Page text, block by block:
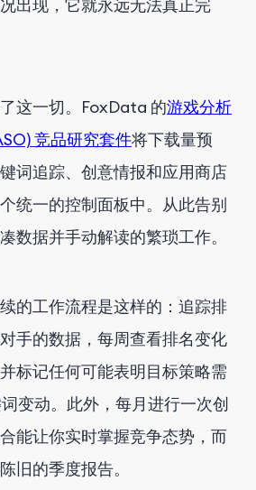
出现，它就永远无法真正完
这一切。FoxData 的游戏分析
竞品研究套件将下载量预
词追踪、创意情报和应用商店
统一的控制面板中。从此告别
数据并手动解读的繁琐工作。
的工作流程是这样的：追踪排
手的数据，每周查看排名变化
标记任何可能表明目标策略需
变动。此外，每月进行一次创
能让你实时掌握竞争态势，而
旧的季度报告。